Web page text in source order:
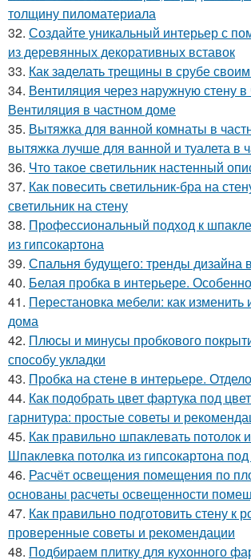
толщину пиломатериала
32. Создайте уникальный интерьер с
из деревянных декоративных вставок
33. Как заделать трещины в срубе
34. Вентиляция через наружную стену
Вентиляция в частном доме
35. Вытяжка для ванной комнаты в
вытяжка лучше для ванной и туалета в
36. Что такое светильник настенный
37. Как повесить светильник-бра на
светильник на стену
38. Профессиональный подход к
из гипсокартона
39. Спальня будущего: тренды дизайна
40. Белая пробка в интерьере.
41. Перестановка мебели: как изменить
дома
42. Плюсы и минусы пробкового
способу укладки
43. Пробка на стене в интерьере.
44. Как подобрать цвет фартука под
гарнитура: простые советы и
45. Как правильно шпаклевать потолок
Шпаклевка потолка из гипсокартона
46. Расчёт освещения помещения по
основаны расчеты освещенности
47. Как правильно подготовить стену к
проверенные советы и рекомендации
48. Подбираем плитку для кухонного